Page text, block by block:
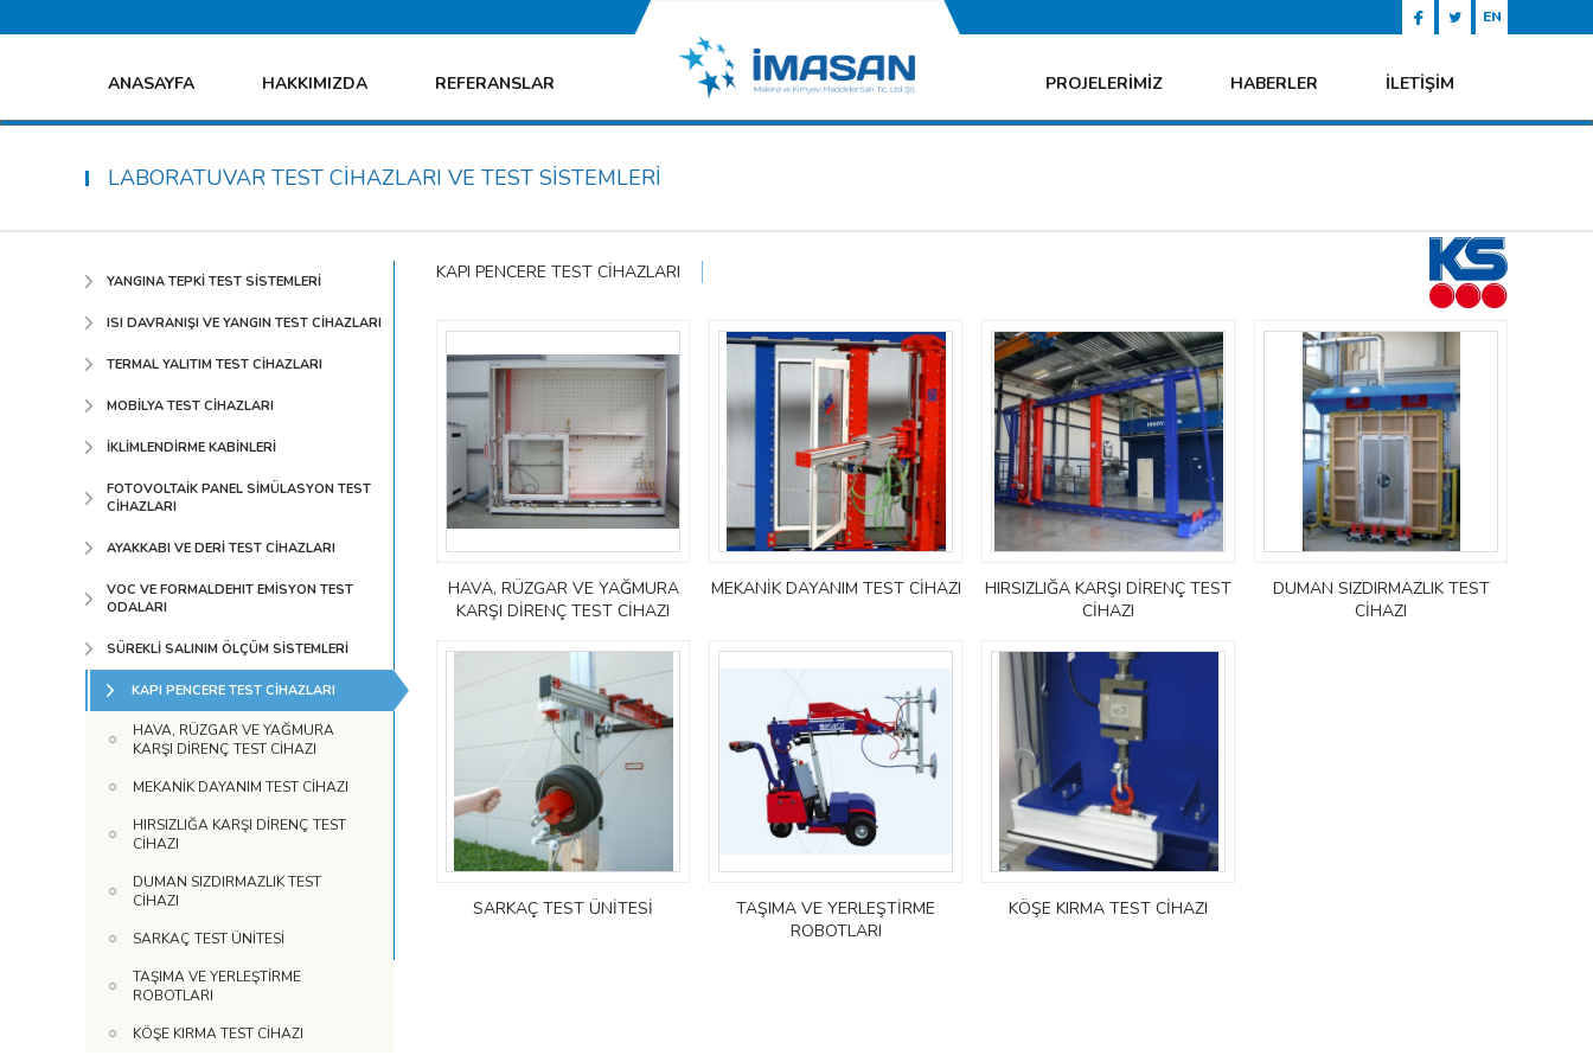
EN
ANASAYFA HAKKIMIZDA REFERANSLAR PROJELERİMİZ HABERLER İLETİŞİM
LABORATUVAR TEST CİHAZLARI VE TEST SİSTEMLERİ
YANGINA TEPKİ TEST SİSTEMLERİ
ISI DAVRANIŞI VE YANGIN TEST CİHAZLARI
TERMAL YALITIM TEST CİHAZLARI
MOBİLYA TEST CİHAZLARI
İKLİMLENDİRME KABİNLERİ
FOTOVOLTAİK PANEL SİMÜLASYON TEST
CİHAZLARI
AYAKKABI VE DERİ TEST CİHAZLARI
VOC VE FORMALDEHIT EMİSYON TEST
ODALARI
SÜREKLİ SALINIM ÖLÇÜM SİSTEMLERİ
KAPI PENCERE TEST CİHAZLARI
HAVA, RÜZGAR VE YAĞMURA
KARŞI DİRENÇ TEST CİHAZI
MEKANİK DAYANIM TEST CİHAZI
HIRSIZLIĞA KARŞI DİRENÇ TEST
CİHAZI
DUMAN SIZDIRMAZLIK TEST
CİHAZI
SARKAÇ TEST ÜNİTESİ
TAŞIMA VE YERLEŞTİRME
ROBOTLARI
KÖŞE KIRMA TEST CİHAZI
KAPI PENCERE TEST CİHAZLARI
HAVA, RÜZGAR VE YAĞMURA
KARŞI DİRENÇ TEST CİHAZI
MEKANİK DAYANIM TEST CİHAZI
HIRSIZLIĞA KARŞI DİRENÇ TEST
CİHAZI
DUMAN SIZDIRMAZLIK TEST
CİHAZI
SARKAÇ TEST ÜNİTESİ
TAŞIMA VE YERLEŞTİRME
ROBOTLARI
KÖŞE KIRMA TEST CİHAZI